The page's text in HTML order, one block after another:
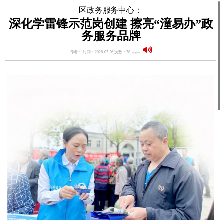
区政务服务中心：
深化学雷锋示范岗创建 擦亮“潼易办”政
务服务品牌
作者： 时间：2026-03-06 次数：38 语音阅读：